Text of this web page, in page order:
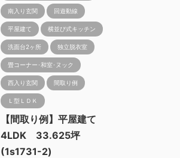
南入り玄関 回遊動線
平屋建て 横並び式キッチン
洗面台2ヶ所 独立脱衣室
畳コーナー･和室･ヌック
西入り玄関 間取り例
Ｌ型ＬＤＫ
【間取り例】平屋建て
4LDK 33.625坪
(1s1731-2)